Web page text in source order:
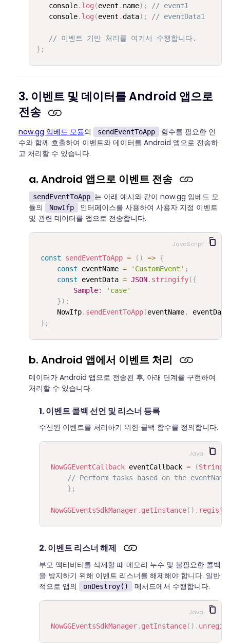
   console
. log (event . name) ;
// event1
   console
. log (event .data) ; // eventData1
// 이벤트 기반 처리를 여기서 수행합니다.
} ;
3. 이벤트 및 데이터를 Android 앱으로
전송
now.gg 임베드 모듈의 sendEventToApp
함수를 필요한 인
수와 함께 호출하여 이벤트와 데이터를 Android 앱으로 전송하
고 처리할 수 있습니다.
a. Android 앱으로 이벤트 전송
sendEventToApp 는 아래 예시와 같이 now.gg 임베드 모
듈의
NowIfp
인터페이스를 사용하여 사용자 지정 이벤트
및 관련 데이터를 앱으로 전송합니다.
const sendEventToApp = ( ) => {
const eventName = 'CustomEvent' ;
const eventData = JSON. stringify({
Sample:
'case'
}) ;
     NowIfp
. sendEventToApp(eventName, eventData
} ;
JavaScript
b. Android 앱에서 이벤트 처리
데이터가 Android 앱으로 전송된 후, 아래 단계를 구현하여
처리할 수 있습니다.
1. 이벤트 콜백 선언 및 리스너 등록
수신된 이벤트를 처리하기 위한 콜백 함수를 정의합니다.
NowGGEventCallback eventCallback = (String
// Perform tasks based on the eventName
} ;
NowGGEventsSdkManager. getInstance( ) .
Java
2. 이벤트 리스너 해제
부모 액티비티를 삭제할 때 메모리 누수 및 불필요한 콜백
을 방지하기 위해 이벤트 리스너를 해제해야 합니다. 일반
적으로 앱의
onDestroy() 메서드에서 수행합니다.
NowGGEventsSdkManager. getInstance( ) .
Java